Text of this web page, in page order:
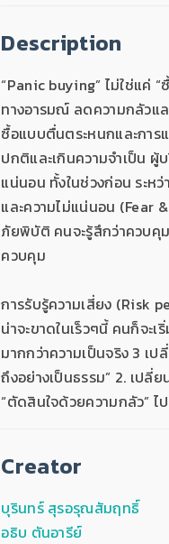
Description
“Panic buying” ไม่ใช่แค่
ทางอารมณ์ ลดความกลัวแ
ซื้อแบบตื่นตระหนกและกา
ปกติและเกินความจำเป็น
แน่นอน ทั้งในช่วงก่อน ระห
และความไม่แน่นอน (Fear
ภัยพิบัติ คนจะรู้สึกว่าควบคุม
ควบคุม
การรับรู้ความเสี่ยง (Risk
น่าจะขาดในเร็วๆนี้ คนก็จ
มากกว่าความเป็นจริง 3 เป
ถึงอย่างเป็นธรรม” 2. เปลี่ย
“ตัดสินใจด้วยความกลัว” ไ
Creator
บุรินทร์ สุรอรุณสัมฤทธิ์
อธิบ ตันอารีย์